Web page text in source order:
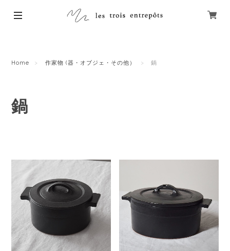
Home 作家物 (器・オブジェ・その他） 鍋
鍋